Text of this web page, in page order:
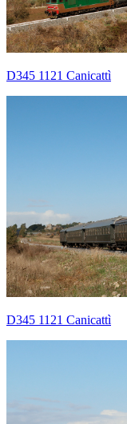
D345 1121 Canicattì
D345 1121 Canicattì